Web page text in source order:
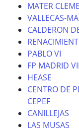
MATER
VALLECAS-
CALDERON
PABLO VI
FP MADRID
HEASE
CENTRO DE
CEPEF
CANILLEJAS
LAS MUSAS